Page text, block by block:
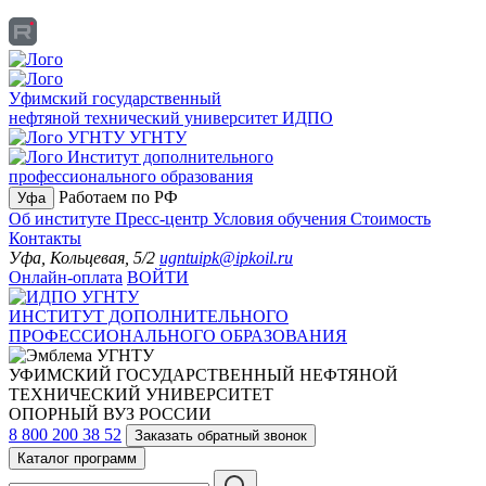
Уфимский государственный
нефтяной технический университет ИДПО
УГНТУ
Институт дополнительного
профессионального образования
Уфа
Работаем по РФ
Об институте Пресс-центр Условия обучения Стоимость
Контакты
Уфа, Кольцевая, 5/2 ugntuipk@ipkoil.ru
Онлайн-оплата ВОЙТИ
ИНСТИТУТ ДОПОЛНИТЕЛЬНОГО
ПРОФЕССИОНАЛЬНОГО ОБРАЗОВАНИЯ
УФИМСКИЙ ГОСУДАРСТВЕННЫЙ НЕФТЯНОЙ
ТЕХНИЧЕСКИЙ УНИВЕРСИТЕТ
ОПОРНЫЙ ВУЗ РОССИИ
8 800 200 38 52
Заказать обратный звонок
Каталог программ